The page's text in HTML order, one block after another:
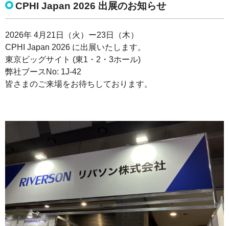
CPHI Japan 2026 出展のお知らせ
2026年 4月21日（火）ー23日（木）
CPHI Japan 2026 に出展いたします。
東京ビッグサイト (東1・2・3ホール)
弊社ブースNo: 1J-42
皆さまのご来場をお待ちしております。